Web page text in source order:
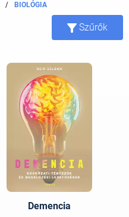
/ BIOLÓGIA
Szűrők
Demencia